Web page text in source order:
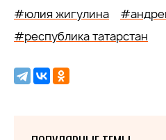
#юлия жигулина
#республика татарстан